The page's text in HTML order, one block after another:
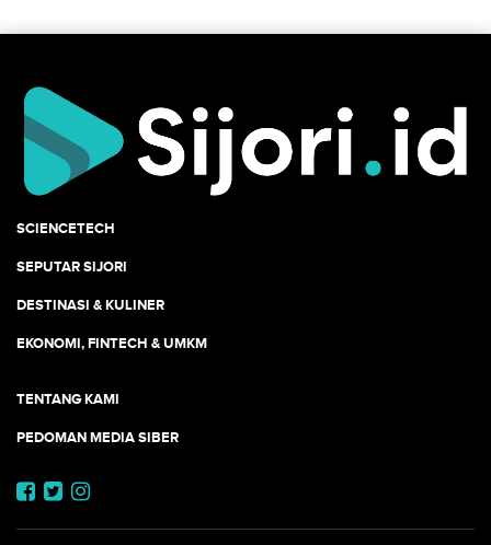
SCIENCETECH
SEPUTAR SIJORI
DESTINASI & KULINER
EKONOMI, FINTECH & UMKM
TENTANG KAMI
PEDOMAN MEDIA SIBER